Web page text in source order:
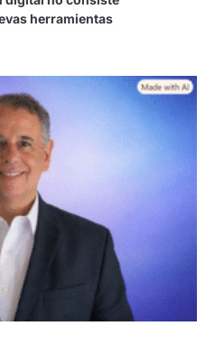
herramientas